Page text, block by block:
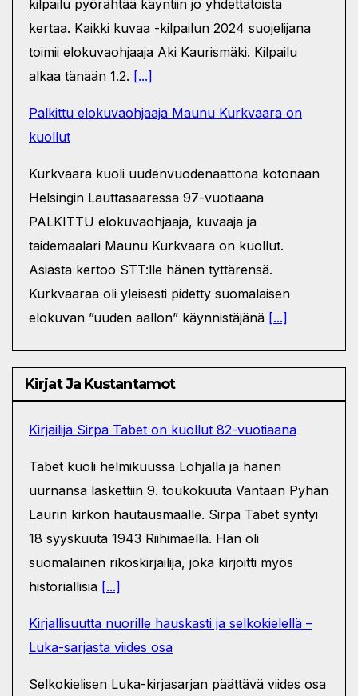
kilpailu pyörähtää käyntiin jo yhdettätoista
kertaa. Kaikki kuvaa -kilpailun 2024 suojelijana
toimii elokuvaohjaaja Aki Kaurismäki. Kilpailu
alkaa tänään 1.2. [...]
Palkittu elokuvaohjaaja Maunu Kurkvaara on
kuollut
Kurkvaara kuoli uudenvuodenaattona kotonaan
Helsingin Lauttasaaressa 97-vuotiaana
PALKITTU elokuvaohjaaja, kuvaaja ja
taidemaalari Maunu Kurkvaara on kuollut.
Asiasta kertoo STT:lle hänen tyttärensä.
Kurkvaaraa oli yleisesti pidetty suomalaisen
elokuvan ”uuden aallon” käynnistäjänä [...]
Kirjat Ja Kustantamot
Kirjailija Sirpa Tabet on kuollut 82-vuotiaana
Tabet kuoli helmikuussa Lohjalla ja hänen
uurnansa laskettiin 9. toukokuuta Vantaan Pyhän
Laurin kirkon hautausmaalle. Sirpa Tabet syntyi
18 syyskuuta 1943 Riihimäellä. Hän oli
suomalainen rikoskirjailija, joka kirjoitti myös
historiallisia [...]
Kirjallisuutta nuorille hauskasti ja selkokielellä –
Luka-sarjasta viides osa
Selkokielisen Luka-kirjasarjan päättävä viides osa